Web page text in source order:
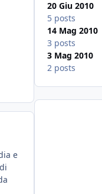
e
20 Giu 2010
5 posts
14 Mag 2010
3 posts
3 Mag 2010
2 posts